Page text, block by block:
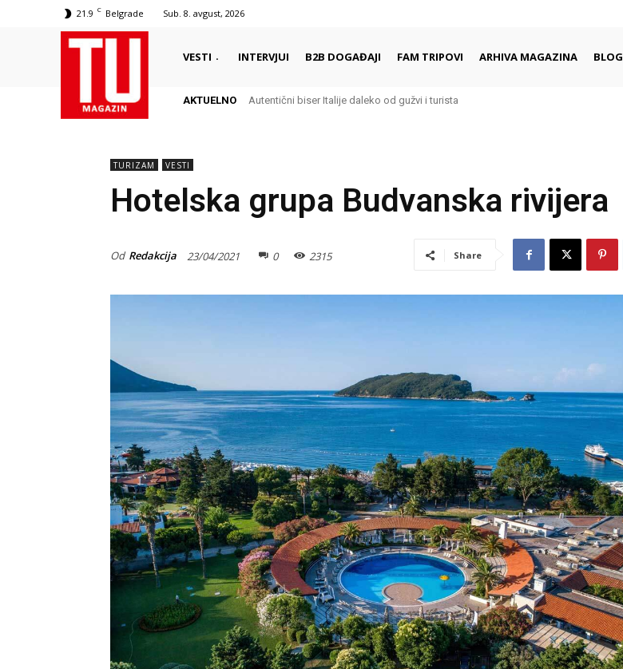
21.9 C Belgrade Sub. 8. avgust, 2026
VESTI INTERVJUI B2B DOGAĐAJI FAM TRIPOVI ARHIVA MAGAZINA BLOG
AKTUELNO Delikates sa kojim Grci započinju i završavaju dan
Autentični biser Italije daleko od gužvi i turista
TURIZAM VESTI
Hotelska grupa Budvanska rivijera
Od Redakcija 23/04/2021 0 2315 Share